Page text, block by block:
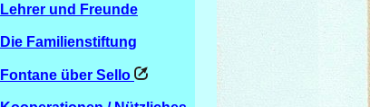
Lehrer und Freunde
Die Familienstiftung
Fontane über Sello